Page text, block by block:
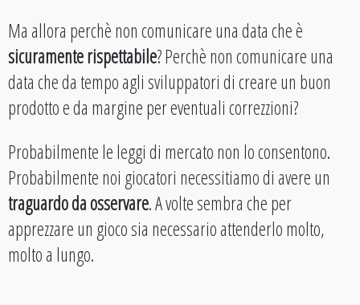
Ma allora perchè non comunicare una data che è
sicuramente rispettabile? Perchè non comunicare una
data che da tempo agli sviluppatori di creare un buon
prodotto e da margine per eventuali correzzioni?
Probabilmente le leggi di mercato non lo consentono.
Probabilmente noi giocatori necessitiamo di avere un
traguardo da osservare. A volte sembra che per
apprezzare un gioco sia necessario attenderlo molto,
molto a lungo.